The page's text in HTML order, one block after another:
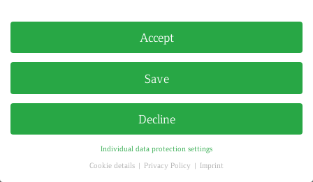
Accept
Save
Decline
Individual data protection settings
Cookie details
Privacy Policy Imprint